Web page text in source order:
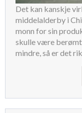
Det kan kanskje
middelalderby i
monn for sin
skulle være berømt
mindre, så er det